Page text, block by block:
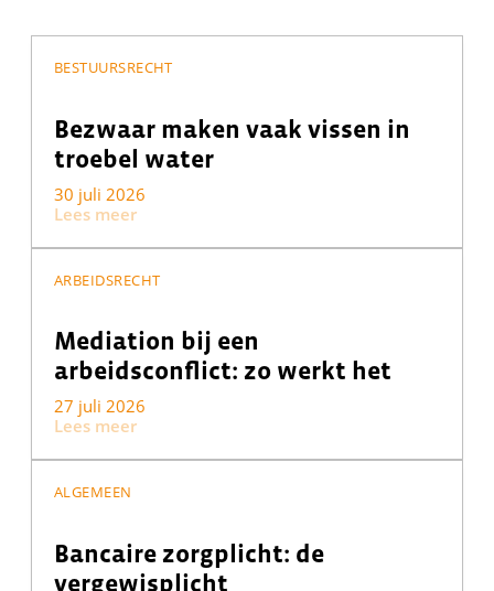
BESTUURSRECHT
Bezwaar maken vaak vissen in
troebel water
30 juli 2026
Lees meer
ARBEIDSRECHT
Mediation bij een
arbeidsconflict: zo werkt het
27 juli 2026
Lees meer
ALGEMEEN
Bancaire zorgplicht: de
vergewisplicht